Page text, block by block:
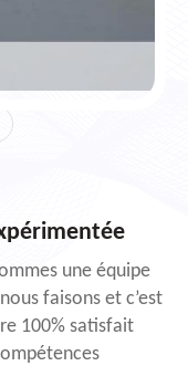
une équipe
faisons et c’est
100% satisfait